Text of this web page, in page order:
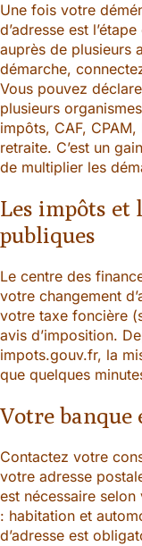
Une fois votre
d’adresse est
auprès de plusieurs
démarche,
Vous pouvez
plusieurs
impôts, CAF,
retraite. C’est un
de multiplier les
Les impôts et
publiques
Le centre des
votre changement
votre taxe foncière
avis d’imposition.
impots.gouv.fr, la
que quelques
Votre banque
Contactez votre
votre adresse
est nécessaire
: habitation et
d’adresse est